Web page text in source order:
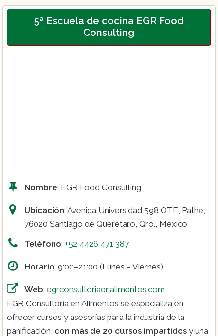
5ª Escuela de cocina EGR Food
Consulting
Nombre: EGR Food Consulting
Ubicación: Avenida Universidad 598 OTE, Pathe,
76020 Santiago de Querétaro, Qro., México
Teléfono: +52 4426 471 387
Horario: 9:00–21:00 (Lunes – Viernes)
Web: egrconsultoriaenalimentos.com
EGR Consultoría en Alimentos se especializa en
ofrecer cursos y asesorías para la industria de la
panificación, con más de 20 cursos impartidos y una